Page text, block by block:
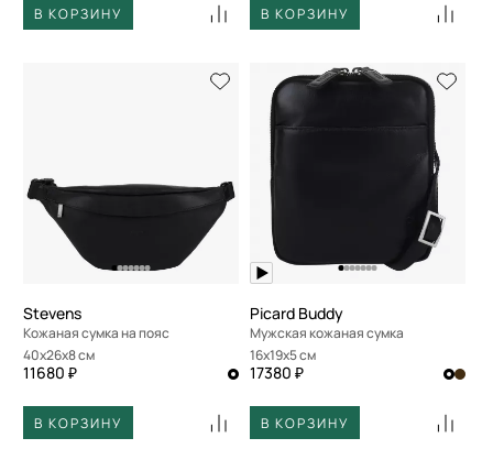
В КОРЗИНУ
В КОРЗИНУ
Stevens
Кожаная сумка на пояс
40x26x8 см
11680 ₽
В КОРЗИНУ
Picard Buddy
Мужская кожаная сумка
16x19x5 см
17380 ₽
В КОРЗИНУ